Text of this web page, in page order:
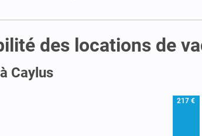
des locations de
Caylus
217 €